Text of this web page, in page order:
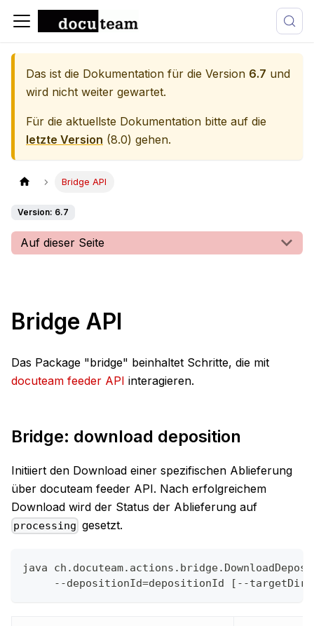
Das ist die Dokumentation für die Version 6.7 und
wird nicht weiter gewartet.
Für die aktuellste Dokumentation bitte auf die
letzte Version (8.0) gehen.
Bridge API
Version: 6.7
Auf dieser Seite
Bridge API
Das Package "bridge" beinhaltet Schritte, die mit
docuteam feeder API interagieren.
Bridge: download deposition
Initiiert den Download einer spezifischen Ablieferung
über docuteam feeder API. Nach erfolgreichem
Download wird der Status der Ablieferung auf
processing gesetzt.
java
--depositionId=depositionId [--